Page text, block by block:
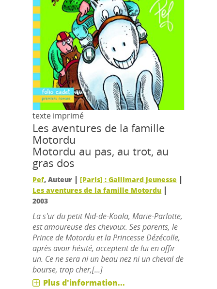
texte imprimé
Les aventures de la famille
Motordu
Motordu au pas, au trot, au
gras dos
Pef, Auteur |[Paris] : Gallimard jeunesse |
Les aventures de la famille Motordu |
2003
La s'ur du petit Nid-de-Koala, Marie-Parlotte,
est amoureuse des chevaux. Ses parents, le
Prince de Motordu et la Princesse Dézécolle,
après avoir hésité, acceptent de lui en offir
un. Ce ne sera ni un beau nez ni un cheval de
bourse, trop cher,[...]
Plus d'information...